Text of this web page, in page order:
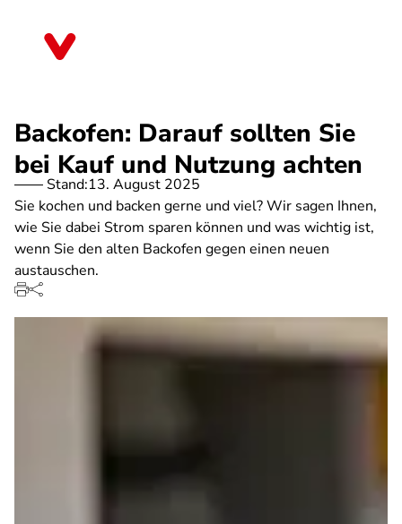
Backofen: Darauf sollten Sie
bei Kauf und Nutzung achten
Stand:13. August 2025
Sie kochen und backen gerne und viel? Wir sagen Ihnen,
wie Sie dabei Strom sparen können und was wichtig ist,
wenn Sie den alten Backofen gegen einen neuen
austauschen.